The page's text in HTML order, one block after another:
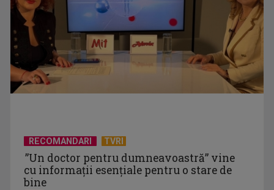
CONCACAF respinge planul FIFA de privatizare parțială a
activităților comerciale
RECOMANDARI TVRI
”Un doctor pentru dumneavoastră” vine
cu informații esențiale pentru o stare de
bine